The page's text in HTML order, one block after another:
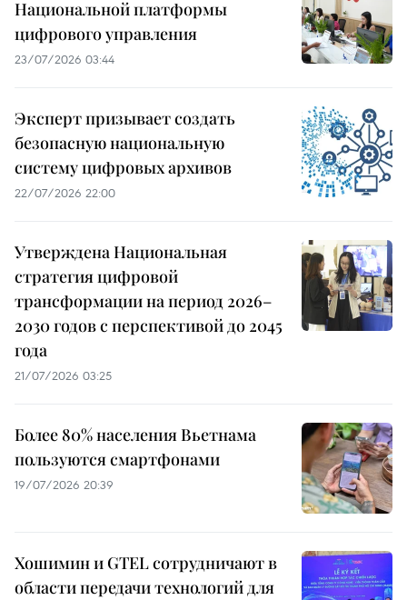
Национальной платформы
цифрового управления
23/07/2026 03:44
Эксперт призывает создать
безопасную национальную
систему цифровых архивов
22/07/2026 22:00
Утверждена Национальная
стратегия цифровой
трансформации на период 2026–
2030 годов с перспективой до 2045
года
21/07/2026 03:25
Более 80% населения Вьетнама
пользуются смартфонами
19/07/2026 20:39
Хошимин и GTEL сотрудничают в
области передачи технологий для